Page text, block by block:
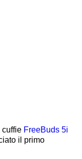
cuffie FreeBuds 5i
il primo